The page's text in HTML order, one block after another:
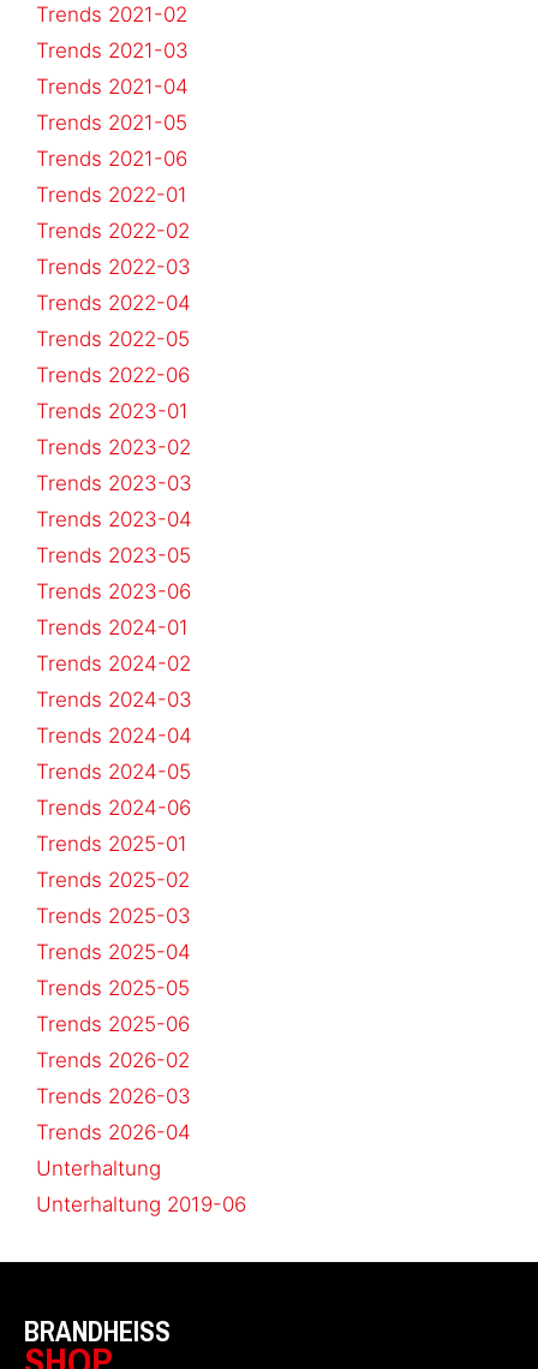
Trends 2021-02
Trends 2021-03
Trends 2021-04
Trends 2021-05
Trends 2021-06
Trends 2022-01
Trends 2022-02
Trends 2022-03
Trends 2022-04
Trends 2022-05
Trends 2022-06
Trends 2023-01
Trends 2023-02
Trends 2023-03
Trends 2023-04
Trends 2023-05
Trends 2023-06
Trends 2024-01
Trends 2024-02
Trends 2024-03
Trends 2024-04
Trends 2024-05
Trends 2024-06
Trends 2025-01
Trends 2025-02
Trends 2025-03
Trends 2025-04
Trends 2025-05
Trends 2025-06
Trends 2026-02
Trends 2026-03
Trends 2026-04
Unterhaltung
Unterhaltung 2019-06
BRANDHEISS